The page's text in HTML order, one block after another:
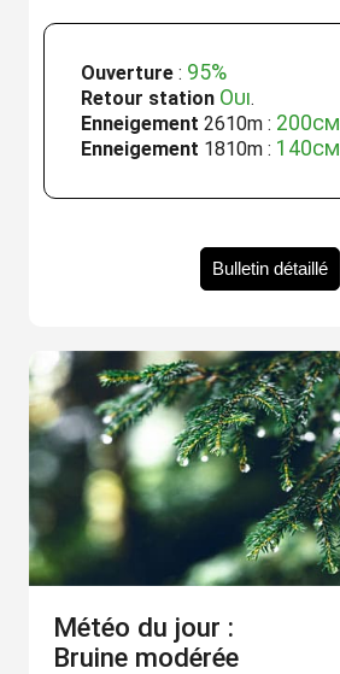
Ouverture: 95%
Retour station Oui.
Enneigement 2610m : 200cm
Enneigement 1810m : 140cm
Bulletin détaillé
Météo du jour :
Bruine modérée